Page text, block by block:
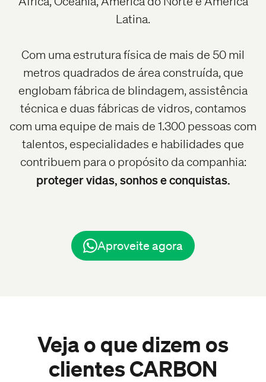
Latina.
Com uma estrutura física de mais de 50 mil
metros quadrados de área construída, que
englobam fábrica de blindagem, assistência
técnica e duas fábricas de vidros, contamos
com uma equipe de mais de 1.300 pessoas com
talentos, especialidades e habilidades que
contribuem para o propósito da companhia:
proteger vidas, sonhos e conquistas.
Aproveite agora
Veja o que dizem os
clientes CARBON